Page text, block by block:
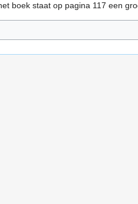
boek staat op pagina 117 een